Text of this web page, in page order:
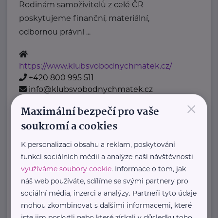
Rodinám samoživitelů z celé ČR
poskytujeme finanční, materiální,
odbornou právní ...
https://www.klubsvobodnychmatek.cz/
+420 800 995 511
info@klubsvobodnychmatek.cz
Oděvní banka z.s.
"Dáváme oblečení nový život,
pomáháme potřebným."
Oděvní banka je charitativní
organizace, která každoročně
poskytuje více ...
×
Maximální bezpečí pro vaše
soukromí a cookies
K personalizaci obsahu a reklam, poskytování
funkcí sociálních médií a analýze naší návštěvnosti
využíváme soubory cookie. Informace o tom, jak
náš web používáte, sdílíme se svými partnery pro
sociální média, inzerci a analýzy. Partneři tyto údaje
mohou zkombinovat s dalšími informacemi, které